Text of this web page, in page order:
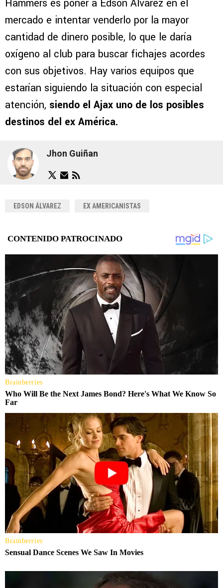
Hammers es poner a Edson Álvarez en el
mercado e intentar venderlo por la mayor
cantidad de dinero posible, lo que le daría
oxígeno al club para buscar fichajes acordes
con sus objetivos. Hay varios equipos que
estarían siguiendo la situación con especial
atención, siendo el Ajax uno de los posibles
destinos del ex América.
Jhon Guiñan
EDSON ÁLVAREZ EX AMERICANISTAS